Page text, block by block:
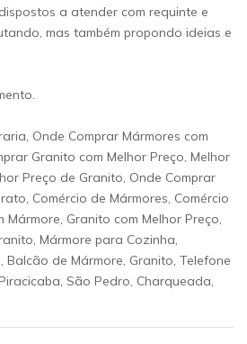
a atender com requinte e
mas também propondo ideias e
Onde Comprar Mármores com
Granito com Melhor Preço, Melhor
Preço de Granito, Onde Comprar
Comércio de Mármores, Comércio
Granito com Melhor Preço,
Mármore para Cozinha,
Balcão de Mármore, Granito, Telefone
São Pedro, Charqueada,